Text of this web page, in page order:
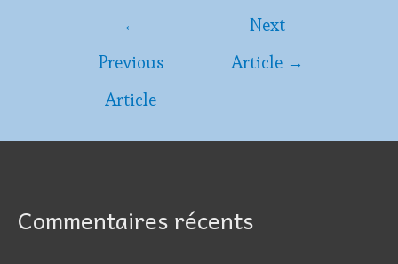
Navigation
l’article
←
Previous
Article
Next
Article →
Commentaires récents